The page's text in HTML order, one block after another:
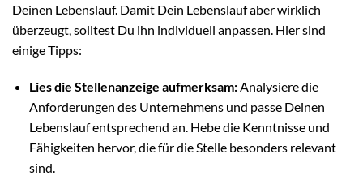
Deinen Lebenslauf. Damit Dein Lebenslauf aber wirklich
überzeugt, solltest Du ihn individuell anpassen. Hier sind
einige Tipps:
Lies die Stellenanzeige aufmerksam:Analysiere die
Anforderungen des Unternehmens und passe Deinen
Lebenslauf entsprechend an. Hebe die Kenntnisse und
Fähigkeiten hervor, die für die Stelle besonders relevant
sind.